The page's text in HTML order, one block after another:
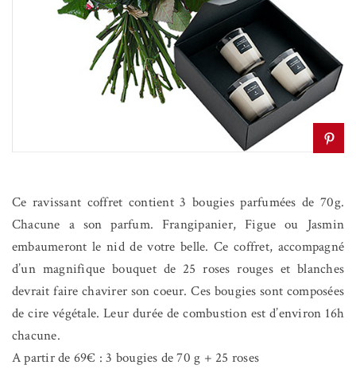
Ce ravissant coffret contient 3 bougies parfumées de 70g.
Chacune a son parfum. Frangipanier, Figue ou Jasmin
embaumeront le nid de votre belle. Ce coffret, accompagné
d’un magnifique bouquet de 25 roses rouges et blanches
devrait faire chavirer son coeur. Ces bougies sont composées
de cire végétale. Leur durée de combustion est d’environ 16h
chacune.
A partir de 69€ : 3 bougies de 70 g + 25 roses